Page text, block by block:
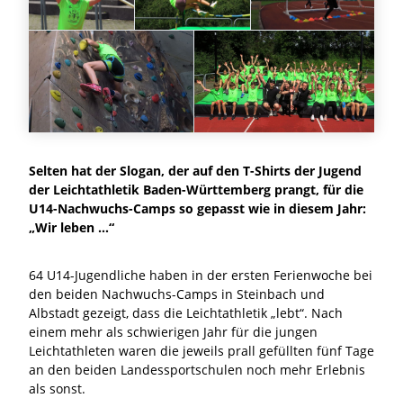
Selten hat der Slogan, der auf den T-Shirts der Jugend
der Leichtathletik Baden-Württemberg prangt, für die
U14-Nachwuchs-Camps so gepasst wie in diesem Jahr:
„Wir leben …“
64 U14-Jugendliche haben in der ersten Ferienwoche bei
den beiden Nachwuchs-Camps in Steinbach und
Albstadt gezeigt, dass die Leichtathletik „lebt“. Nach
einem mehr als schwierigen Jahr für die jungen
Leichtathleten waren die jeweils prall gefüllten fünf Tage
an den beiden Landessportschulen noch mehr Erlebnis
als sonst.